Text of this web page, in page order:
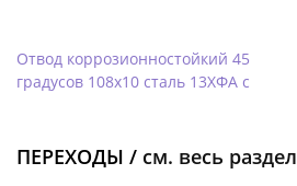
Отвод коррозионностойкий 45
градусов 108х10 сталь 13ХФА с
ПЕРЕХОДЫ / см. весь раздел